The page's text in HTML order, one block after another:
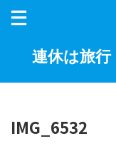
連休は旅行
IMG_6532